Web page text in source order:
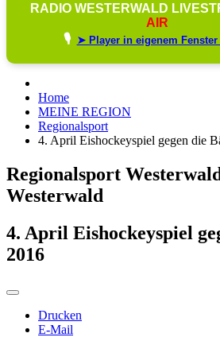
RADIO WESTERWALD
AIR
🎙️ ➤ Player in eigenem Fenster
Home
MEINE REGION
Regionalsport
4. April Eishockeyspiel gegen die
Regionalsport
Westerwald
4. April Eishockeyspiel
2016
Drucken
E-Mail